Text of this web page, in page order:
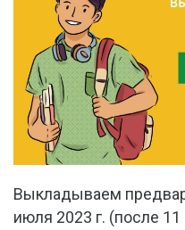
Выкладываем
июля 2023 г. (после 11